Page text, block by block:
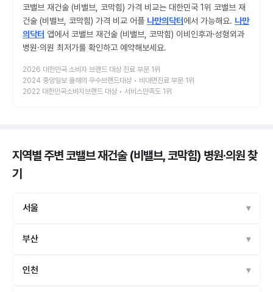
코밸브 재건술 (비밸브, 코막힘) 가격 비교는 대한민국 1위 코밸브 재
건술 (비밸브, 코막힘) 가격 비교 어플 나만의닥터에서 가능해요. 나만
의닥터 앱에서 코밸브 재건술 (비밸브, 코막힘) 이비인후과·성형외과
병원·의원 최저가를 확인하고 예약해보세요.
2026 대한민국 소비자 브랜드 대상 진료 부문 1위
2024 중앙일보 올해의 우수브랜드대상 • 비대면진료 부문 1위
2022 대한민국소비자브랜드 대상 • 서비스만족도 1위
지역별 주변 코밸브 재건술 (비밸브, 코막힘) 병원·의원찾
기
서울
부산
인천